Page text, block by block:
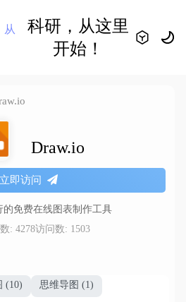
科研，从这里
开始！
Draw.io
立即访问
的免费在线图表制作工具
: 4278访问数: 1503
(10) 思维导图 (1)